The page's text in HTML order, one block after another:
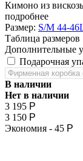
Кимоно из
подробнее
Размер: S/M 44-46
Таблица размеров
Дополнительные
Подарочная
В наличии
Нет в наличии
3 195 Р
3 150 Р
Экономия - 45 Р